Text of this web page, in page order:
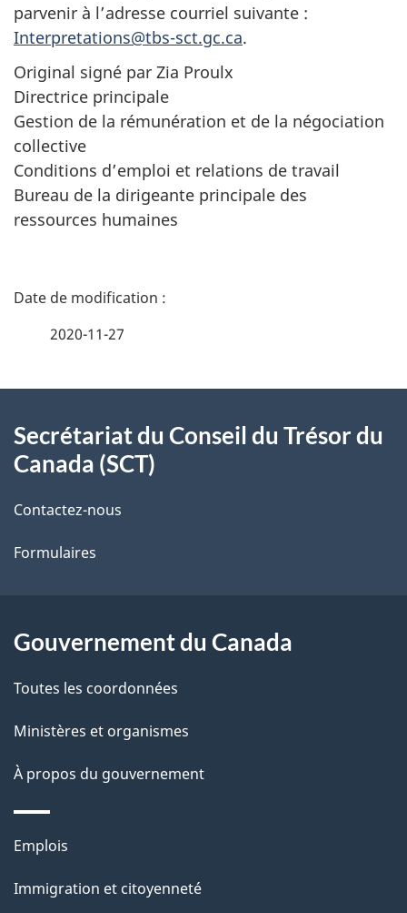
parvenir à l’adresse courriel suivante :
Interpretations@tbs-sct.gc.ca.
Original signé par Zia Proulx
Directrice principale
Gestion de la rémunération et de la négociation
collective
Conditions d’emploi et relations de travail
Bureau de la dirigeante principale des
ressources humaines
D
i
s
d
l
a
p
a
g
e
2020-11-27
propos
de
ce
site
Secrétariat du Conseil du Trésor du
Canada (SCT)
Contactez-nous
Formulaires
Gouvernement du Canada
Toutes les coordonnées
Ministères et organismes
À propos du gouvernement
Thèmes
sujets
Emplois
Immigration et citoyenneté